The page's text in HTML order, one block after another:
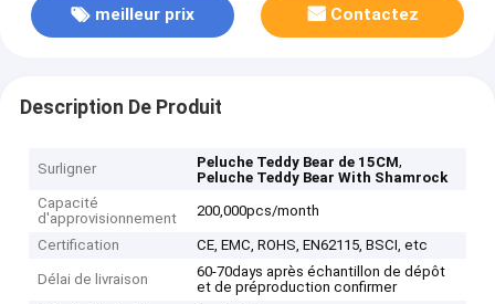
meilleur prix Contactez
Description De Produit
Surligner Peluche Teddy Bear de 15CM,
Peluche Teddy Bear With Shamrock
Capacité
d'approvisionnement
200,000pcs/month
Certification CE, EMC, ROHS, EN62115, BSCI, etc
Délai de livraison
60-70days après échantillon de dépôt
et de préproduction confirmer